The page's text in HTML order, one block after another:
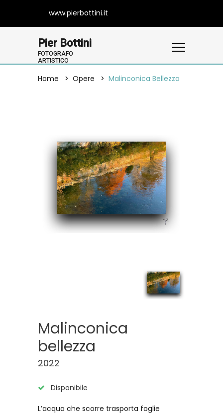
www.pierbottini.it
Pier Bottini
FOTOGRAFO
ARTISTICO
Home Opere Malinconica Bellezza
Malinconica
bellezza
2022
Disponibile
L’acqua che scorre trasporta foglie